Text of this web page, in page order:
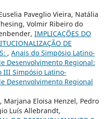
Paveglio Vieira, Natália
Volmir Ribeiro do
IMPLICAÇÕES DO
DE
, Anais do Simpósio Latino-
Desenvolvimento Regional:
III Simpósio Latino-
Desenvolvimento Regional
Eloisa Henzel, Pedro
Luís Allebrandt,